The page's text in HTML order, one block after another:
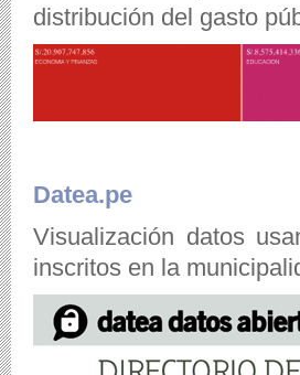
distribución del gasto
Datea.pe
Visualización datos
inscritos en la